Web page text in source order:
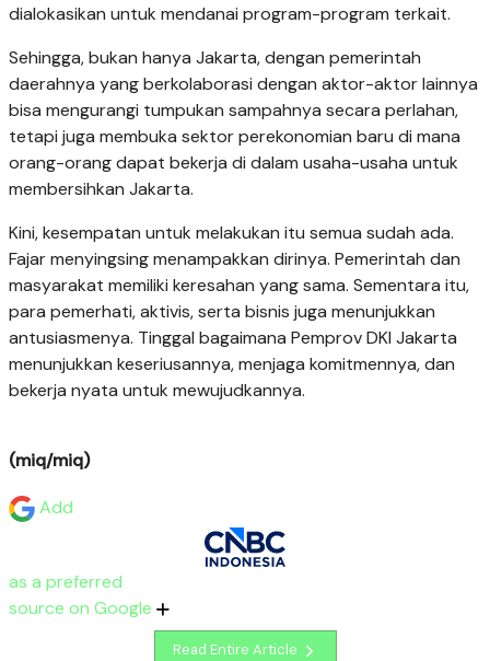
dialokasikan untuk mendanai program-program terkait.
Sehingga, bukan hanya Jakarta, dengan pemerintah
daerahnya yang berkolaborasi dengan aktor-aktor lainnya
bisa mengurangi tumpukan sampahnya secara perlahan,
tetapi juga membuka sektor perekonomian baru di mana
orang-orang dapat bekerja di dalam usaha-usaha untuk
membersihkan Jakarta.
Kini, kesempatan untuk melakukan itu semua sudah ada.
Fajar menyingsing menampakkan dirinya. Pemerintah dan
masyarakat memiliki keresahan yang sama. Sementara itu,
para pemerhati, aktivis, serta bisnis juga menunjukkan
antusiasmenya. Tinggal bagaimana Pemprov DKI Jakarta
menunjukkan keseriusannya, menjaga komitmennya, dan
bekerja nyata untuk mewujudkannya.
(miq/miq)
Add
as a preferred
source on Google
Read Entire Article